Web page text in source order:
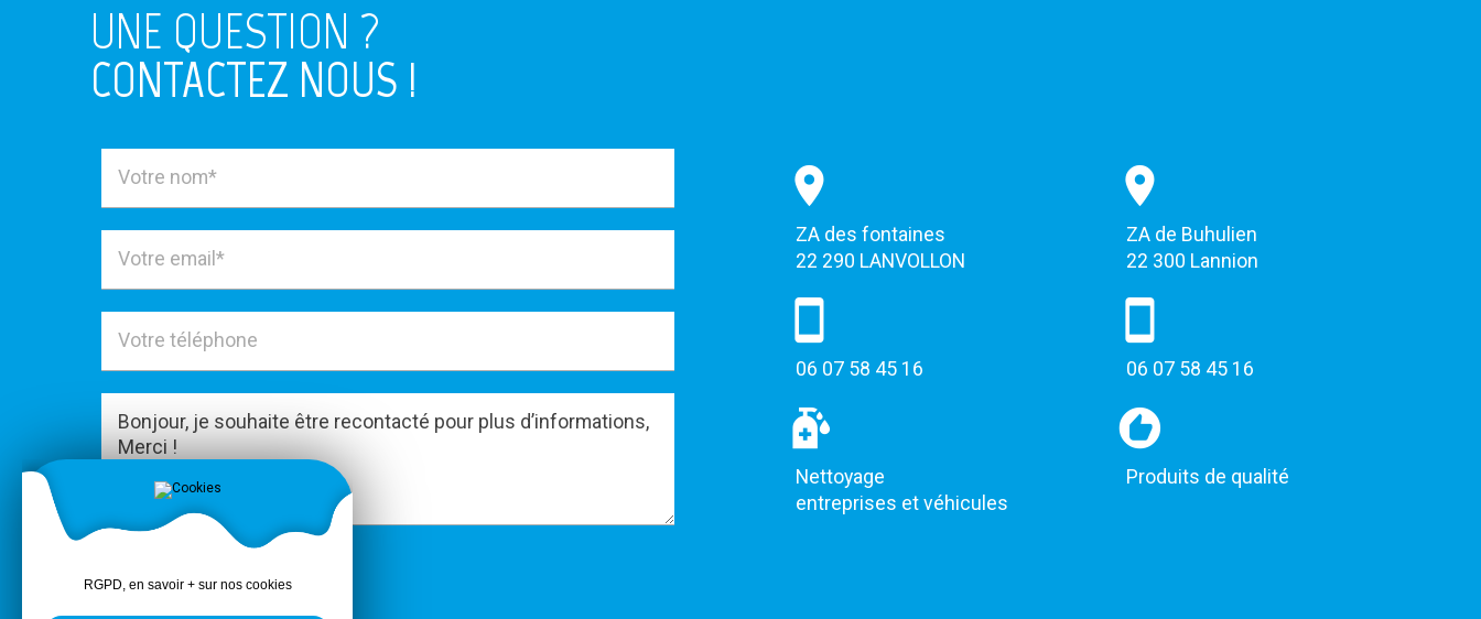
UNE QUESTION ?
CONTACTEZ NOUS !
ZA des fontaines
22 290 LANVOLLON
06 07 58 45 16
Nettoyage
entreprises et véhicules
ZA de Buhulien
22 300 Lannion
06 07 58 45 16
Produits de qualité
RGPD, en savoir + sur nos cookies